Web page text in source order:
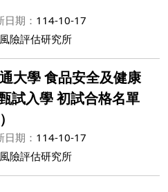
日期： 114-10-17
險評估研究所
大學 食品安全及健康
試入學 初試合格名單
日期： 114-10-17
險評估研究所